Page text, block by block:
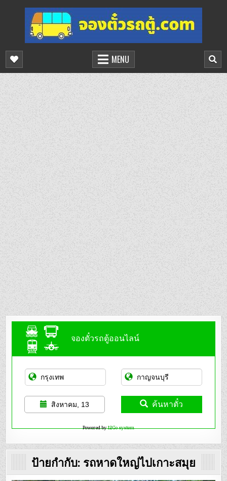
content
จองตั๋วรถตู้ออนไลน์
บริการจองตั๋วรถตู้ออนไลน์
MENU
จองตั๋วรถตู้ออนไลน์
สิงหาคม, 13 ค้นหาตั๋ว
Powered by12Go system
ป้ายกำกับ: รถหาดใหญ่ไปเกาะสมุย